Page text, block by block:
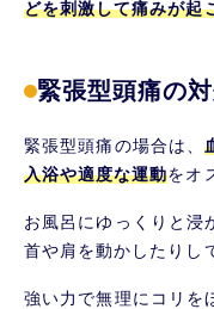
どを刺激して痛みが起
緊張型頭痛の
緊張型頭痛の場合は、
入浴や適度な運動をオ
お風呂にゆっくりと浸
首や肩を動かしたりし
強い力で無理にコリを